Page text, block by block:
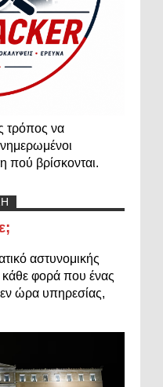
τρόπος να
πού βρίσκονται.
αστυνομικής
κάθε φορά που ένας
εν ώρα υπηρεσίας,